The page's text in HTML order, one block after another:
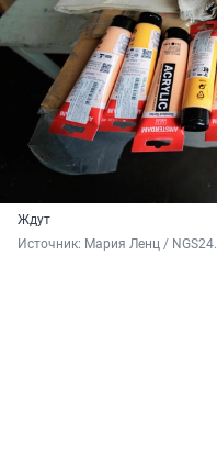
Ждут
Источник: Мария Ленц /